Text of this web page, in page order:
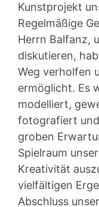
Kunstprojekt
Regelmäßige
Herrn Balfanz,
diskutieren,
Weg verholfen
ermöglicht. Es
modelliert,
fotografiert
groben
Spielraum
Kreativität
vielfältigen
Abschluss